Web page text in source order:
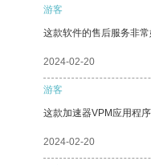
游客
这款软件的售后服务非
2024-02-20
游客
这款加速器VPM应用程
2024-02-20